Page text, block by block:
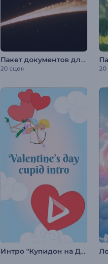
Пакет документов для номинации на премию
20 сцен 20
Интро "Купидон на День святого Валентина"